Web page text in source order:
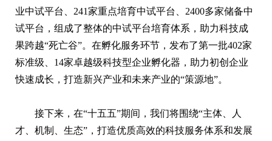
业中试平台、241家重点培育中试平台、2400多家储备中
试平台，组成了整体的中试平台培育体系，助力科技成
果跨越“死亡谷”。在孵化服务环节，发布了第一批402家
标准级、14家卓越级科技型企业孵化器，助力初创企业
快速成长，打造新兴产业和未来产业的“策源地”。
接下来，在“十五五”期间，我们将围绕“主体、人
才、机制、生态”，打造优质高效的科技服务体系和发展